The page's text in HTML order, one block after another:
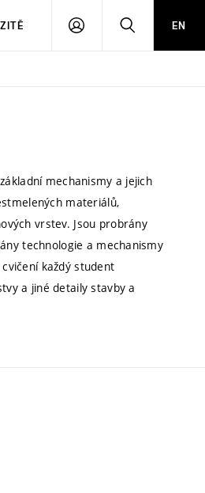
PŘIHLÁSIT HLEDATEN
mechanismy a jejich
materiálů,
vrstev. Jsou probrány
technologie a mechanismy
každý student
a jiné detaily stavby a